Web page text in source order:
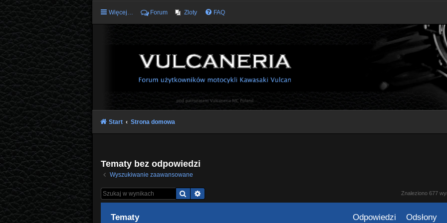
Więcej… Forum Zloty FAQ
Start Strona domowa
Tematy bez odpowiedzi
Wyszukiwanie zaawansowane
Szukaj Znaleziono 677
Tematy Odpowiedzi Odsłony